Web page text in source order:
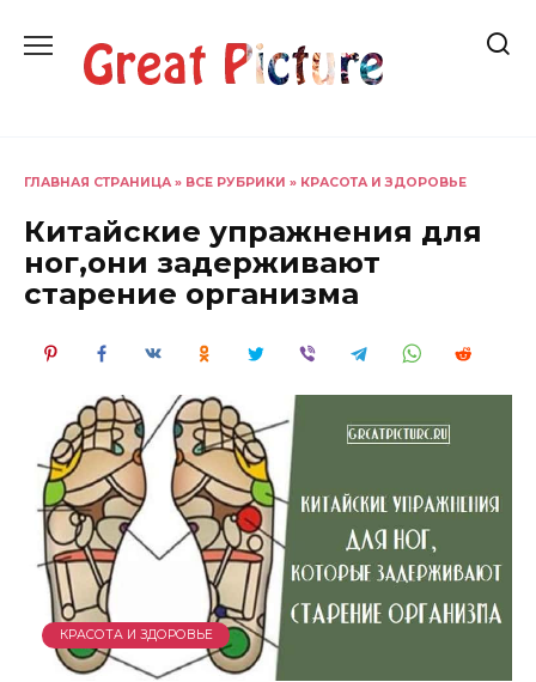
содержанию
ГЛАВНАЯ СТРАНИЦА » ВСЕ РУБРИКИ » КРАСОТА И ЗДОРОВЬЕ
Китайские упражнения для
ног,они задерживают
старение организма
КРАСОТА И ЗДОРОВЬЕ